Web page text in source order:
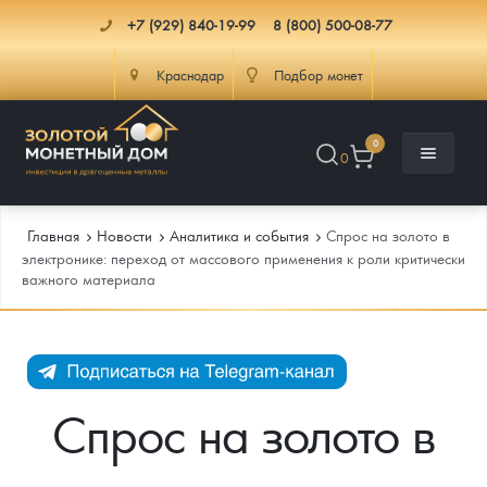
+7 (929) 840-19-99 8 (800) 500-08-77
Краснодар Подбор монет
0
0
Каталог
Каталог Монет
Монеты Россия и СССР
Памятные и старинные монеты
Инфо
Подлинность монет
Главная Новости Аналитика и события
Спрос на золото в
электронике: переход от массового применения к роли критически
важного материала
Спрос на золото в